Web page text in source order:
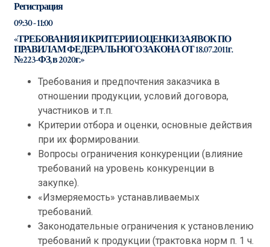
Регистрация
09:30 - 11:00
«ТРЕБОВАНИЯ И КРИТЕРИИ ОЦЕНКИ ЗАЯВОК ПО
ПРАВИЛАМ ФЕДЕРАЛЬНОГО ЗАКОНА ОТ 18.07.2011г.
№223-ФЗ, в 2020г.»
Требования и предпочтения заказчика в
отношении продукции, условий договора,
участников и т.п.
Критерии отбора и оценки, основные действия
при их формировании.
Вопросы ограничения конкуренции (влияние
требований на уровень конкуренции в
закупке).
«Измеряемость» устанавливаемых
требований.
Законодательные ограничения к установлению
требований к продукции (трактовка норм п. 1 ч.